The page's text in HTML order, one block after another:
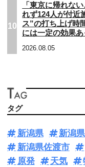
10
「東京に帰れな
れず124人が付近
ス”の打ち上げ時
には一定の効果あ
2026.08.05
タグ
新潟県 新潟
新潟県佐渡市
原発
天気